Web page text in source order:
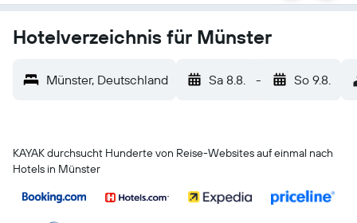
Hotelverzeichnis für Münster
Münster, Deutschland Sa 8.8. - So 9.8.
KAYAK durchsucht Hunderte von Reise-Websites auf einmal nach
Hotels in Münster